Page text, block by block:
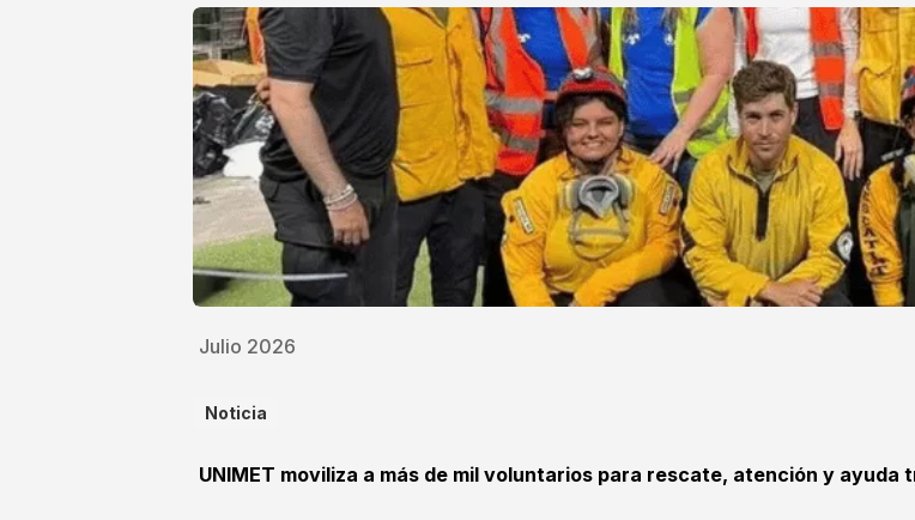
Julio 2026
Noticia
UNIMET moviliza a más de mil voluntarios para rescate, atención y ayuda